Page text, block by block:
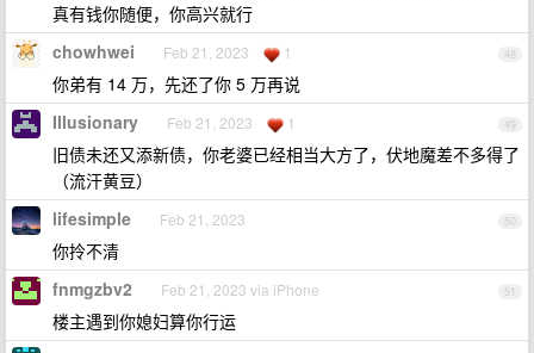
真有钱你随便，你高兴就行
48
chowhwei Feb 21, 2023 1
你弟有 14 万，先还了你 5 万再说
49
Illusionary Feb 21, 2023 1
旧债未还又添新债，你老婆已经相当大方了，伏地魔差不多得了
（流汗黄豆）
50
lifesimple Feb 21, 2023
你拎不清
51
fnmgzbv2 Feb 21, 2023 via iPhone
楼主遇到你媳妇算你行运